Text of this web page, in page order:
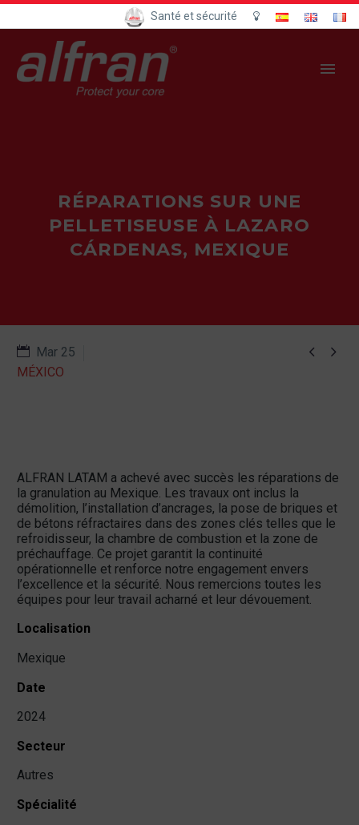
Santé et sécurité
RÉPARATIONS SUR UNE
PELLETISEUSE À LAZARO
CÁRDENAS, MEXIQUE
 
Mar 25
MÉXICO
ALFRAN LATAM a achevé avec succès les réparations de
la granulation au Mexique. Les travaux ont inclus la
démolition, l’installation d’ancrages, la pose de briques et
de bétons réfractaires dans des zones clés telles que le
refroidisseur, la chambre de combustion et la zone de
préchauffage. Ce projet garantit la continuité
opérationnelle et renforce notre engagement envers
l’excellence et la sécurité. Nous remercions toutes les
équipes pour leur travail acharné et leur dévouement.
Localisation
Mexique
Date
2024
Secteur
Autres
Spécialité